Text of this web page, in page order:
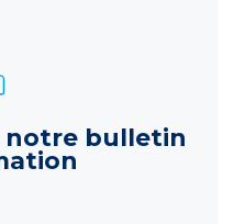
notre bulletin